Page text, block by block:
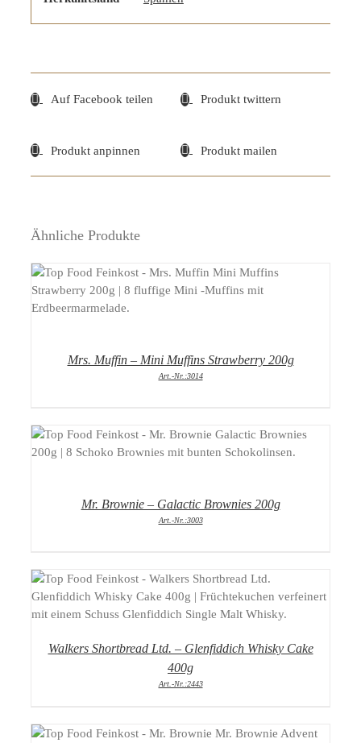
Auf Facebook teilen Produkt twittern
Produkt anpinnen Produkt mailen
Ähnliche Produkte
DETAILS
Mrs. Muffin – Mini Muffins Strawberry 200g
Art.-Nr.:3014
DETAILS
Mr. Brownie – Galactic Brownies 200g
Art.-Nr.:3003
DETAILS
Walkers Shortbread Ltd. – Glenfiddich Whisky Cake
400g
Art.-Nr.:2443